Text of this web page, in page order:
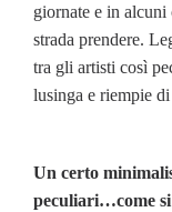
giornate e in
strada prendere.
tra gli artisti così
lusinga e riempie
Un certo
peculiari…come